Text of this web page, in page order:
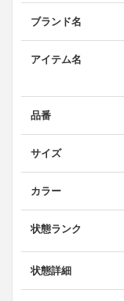
ブランド名
アイテム名
品番
サイズ
カラー
状態ランク
状態詳細